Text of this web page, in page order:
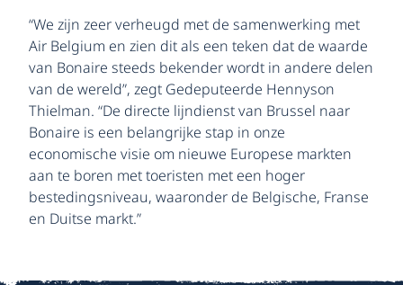
“We zijn zeer verheugd met de samenwerking met
Air Belgium en zien dit als een teken dat de waarde
van Bonaire steeds bekender wordt in andere delen
van de wereld”, zegt Gedeputeerde Hennyson
Thielman. “De directe lijndienst van Brussel naar
Bonaire is een belangrijke stap in onze
economische visie om nieuwe Europese markten
aan te boren met toeristen met een hoger
bestedingsniveau, waaronder de Belgische, Franse
en Duitse markt.”